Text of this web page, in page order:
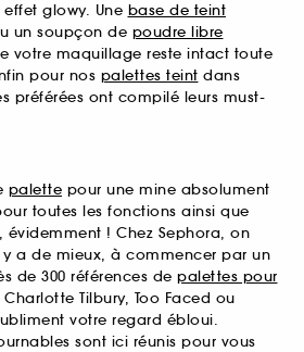
glowy. Une base de teint
un soupçon de poudre libre
votre maquillage reste intact toute
pour nos palettes teint dans
préférées ont compilé leurs must-
palette pour une mine absolument
toutes les fonctions ainsi que
évidemment ! Chez Sephora, on
y a de mieux, à commencer par un
de 300 références de palettes pour
Charlotte Tilbury, Too Faced ou
votre regard ébloui.
sont ici réunis pour vous